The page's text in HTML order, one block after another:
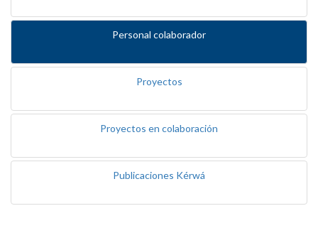
Personal colaborador
Proyectos
Proyectos en colaboración
Publicaciones Kérwá